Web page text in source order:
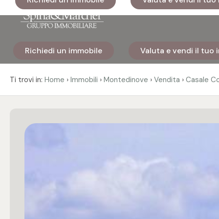
Richiedi un immobile Valuta e vendi il tuo
Ti trovi in: Home › Immobili › Montedinove › Vendita › Casale
Immobili
I nostri
Codice
Contratto
Vendita